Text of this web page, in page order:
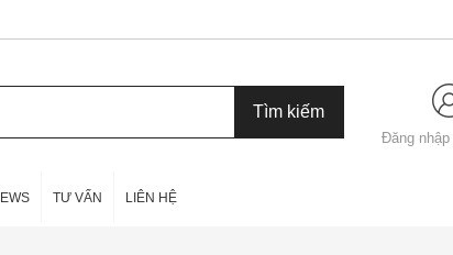
Đăng nhập
TƯ VẤN LIÊN HỆ